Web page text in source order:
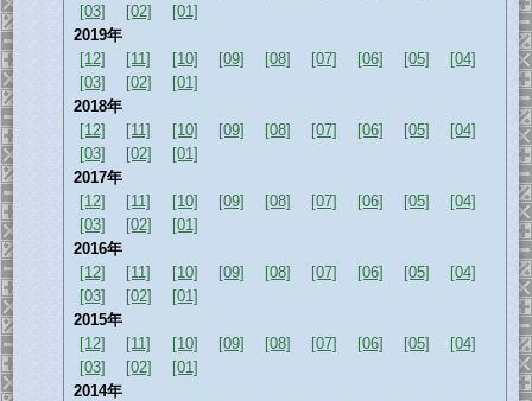
[03]
[02]
[01]
2019年
[12]
[11] [10] [09] [08] [07] [06] [05]
[04]
[03]
[02]
[01]
2018年
[12]
[11] [10] [09] [08] [07] [06] [05]
[04]
[03]
[02]
[01]
2017年
[12]
[11] [10] [09] [08] [07] [06] [05]
[04]
[03]
[02]
[01]
2016年
[12]
[11] [10] [09] [08] [07] [06] [05]
[04]
[03]
[02]
[01]
2015年
[12]
[11] [10] [09] [08] [07] [06] [05]
[04]
[03]
[02]
[01]
2014年